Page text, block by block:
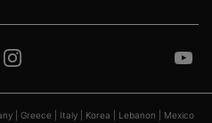
Greece Italy Korea Lebanon
Mexico